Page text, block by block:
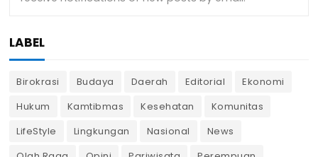
LABEL
Birokrasi Budaya Daerah Editorial
Ekonomi
Hukum
Kamtibmas Kesehatan
Komunitas
LifeStyle
Lingkungan Nasional
News